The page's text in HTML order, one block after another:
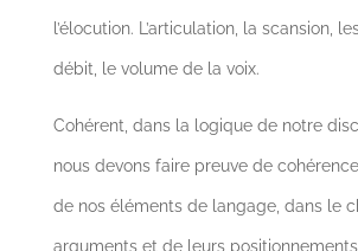
l’élocution. L’articulation, la scansion,
débit, le volume de la voix.
Cohérent, dans la logique de notre
nous devons faire preuve de
de nos éléments de langage, dans le
arguments et de leurs